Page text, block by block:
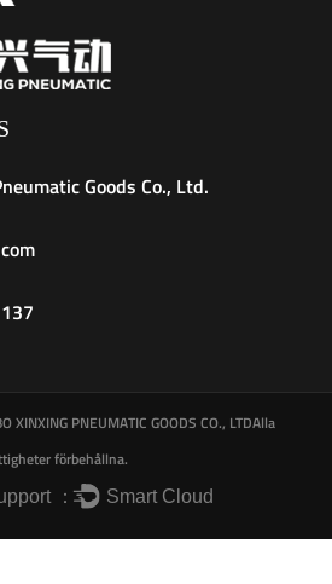
Goods Co., Ltd.
XINXING PNEUMATIC GOODS CO., LTDAlla
förbehållna.
： Smart Cloud